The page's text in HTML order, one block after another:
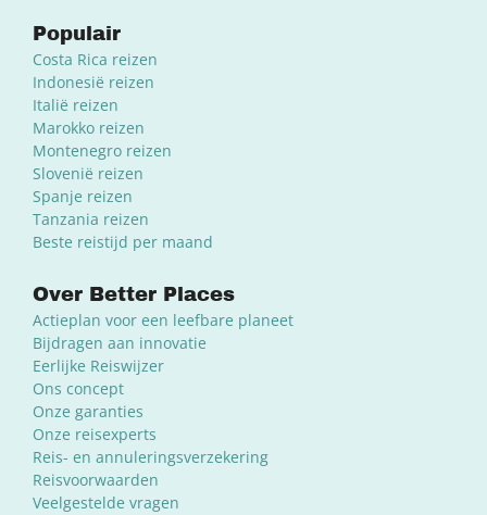
Populair
Costa Rica reizen
Indonesië reizen
Italië reizen
Marokko reizen
Montenegro reizen
Slovenië reizen
Spanje reizen
Tanzania reizen
Beste reistijd per maand
Over Better Places
Actieplan voor een leefbare planeet
Bijdragen aan innovatie
Eerlijke Reiswijzer
Ons concept
Onze garanties
Onze reisexperts
Reis- en annuleringsverzekering
Reisvoorwaarden
Veelgestelde vragen